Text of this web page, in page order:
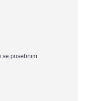
se posebnim